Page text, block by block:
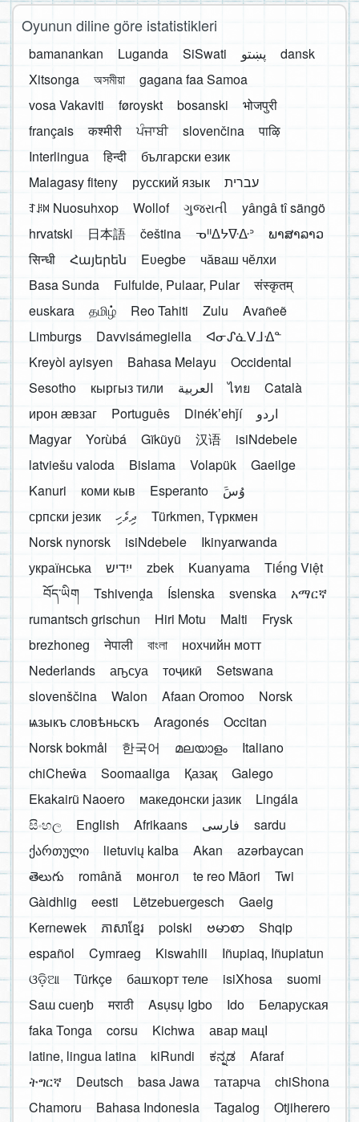
Oyunun diline göre istatistikleri
bamanankan Luganda SiSwati پښتو
dansk
Xitsonga
অসমীয়া
gagana faa Samoa
vosa Vakaviti
føroyskt bosanski
भोजपुरी
français
कश्मीरी ਪੰਜਾਬੀ slovenčina
पाऴि
Interlingua
हिन्दी
български език
Malagasy fiteny
русский язык
עברית
ꆈꌠ꒿ Nuosuhxop
Wollof ગુજરાતી
yângâ tî sängö
hrvatski
日本語 čeština ᓀᐦᐃᔭᐍᐏᐣ
ພາສາລາວ
सिन्धी
Հայերեն Eʋegbe
чӑваш чӗлхи
Basa Sunda
Fulfulde, Pulaar, Pular
संस्कृतम्
euskara
தமிழ் Reo Tahiti Zulu
Avañeẽ
Limburgs
Davvisámegiella
ᐊᓂᔑᓈᐯᒧᐎᓐ
Kreyòl ayisyen
Bahasa Melayu
Occidental
Sesotho
кыргыз тили العربية ไทย
Català
ирон æвзаг
Português Dinékʼehǰí
اردو
Magyar
Yorùbá Gĩkũyũ 汉语
isiNdebele
latviešu valoda
Bislama Volapük
Gaeilge
Kanuri
коми кыв Esperanto
َوُسَ
српски језик
ދިވެހި
Türkmen, Түркмен
Norsk nynorsk
isiNdebele
Ikinyarwanda
українська
ייִדיש zbek Kuanyama
Tiếng Việt
བོད་ཡིག
Tshivenḓa Íslenska svenska
አማርኛ
rumantsch grischun
Hiri Motu Malti
Frysk
brezhoneg
नेपाली বাংলা
нохчийн мотт
Nederlands
аҧсуа тоҷикӣ
Setswana
slovenščina
Walon Afaan Oromoo
Norsk
ѩзыкъ словѣньскъ
Aragonés
Occitan
Norsk bokmål
한국어 മലയാളം
Italiano
chiCheŵa
Soomaaliga Қазақ
Galego
Ekakairũ Naoero
македонски јазик
Lingála
සිංහල
English Afrikaans فارسی
sardu
ქართული
lietuvių kalba Akan
azərbaycan
తెలుగు
română монгол te reo Māori
Twi
Gàidhlig
eesti Lëtzebuergesch
Gaelg
Kernewek
ភាសាខ្មែរ polski ဗမာစာ
Shqip
español
Cymraeg Kiswahili
Iñupiaq, Iñupiatun
ଓଡ଼ିଆ
Türkçe башҡорт теле isiXhosa
suomi
Saɯ cueŋƅ
मराठी Asụsụ Igbo Ido
Беларуская
faka Tonga
corsu Kichwa
авар мацӀ
latine, lingua latina
kiRundi ಕನ್ನಡ
Afaraf
ትግርኛ
Deutsch basa Jawa татарча
chiShona
Chamoru
Bahasa Indonesia Tagalog
Otjiherero